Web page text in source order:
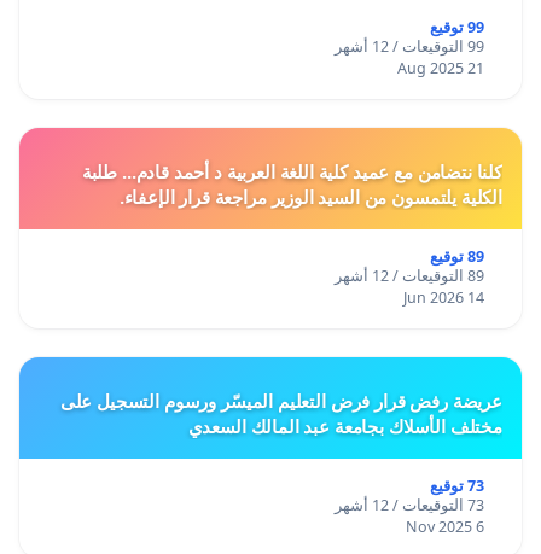
99 توقيع
99 التوقيعات / 12 أشهر
21 Aug 2025
كلنا نتضامن مع عميد كلية اللغة العربية د أحمد قادم... طلبة
الكلية يلتمسون من السيد الوزير مراجعة قرار الإعفاء.
89 توقيع
89 التوقيعات / 12 أشهر
14 Jun 2026
عريضة رفض قرار فرض التعليم الميسّر ورسوم التسجيل على
مختلف الأسلاك بجامعة عبد المالك السعدي
73 توقيع
73 التوقيعات / 12 أشهر
6 Nov 2025